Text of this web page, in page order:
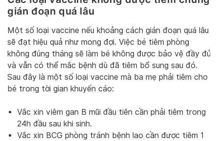
gián đoạn quá lâu
Một số loại vaccine nếu khoảng cách gián đoạn quá lâu
sẽ đạt hiệu quả như mong đợi. Việc bé tiêm phòng
không đúng tháng sẽ làm bé không được bảo vệ đầy đủ
và vẫn có thể mắc bệnh dù đã tiêm bổ sung sau đó.
Sau đây là một số loại vaccine mà ba mẹ phải tiêm cho
bé trong tời gian khuyến cáo:
Vắc xin viêm gan B mũi đầu tiên cần phải tiêm trong
24h đầu sau khi sinh.
Vắc xin BCG phòng tránh bệnh lao cần được tiêm 1